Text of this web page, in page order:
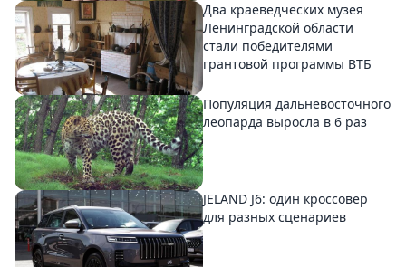
Два краеведческих музея
Ленинградской области
стали победителями
грантовой программы ВТБ
Популяция дальневосточного
леопарда выросла в 6 раз
JELAND J6: один кроссовер
для разных сценариев